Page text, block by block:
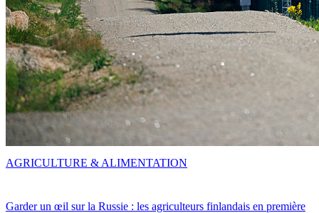
Garder un œil sur la Russie : les agriculteurs finlandais en première
AGRICULTURE & ALIMENTATION